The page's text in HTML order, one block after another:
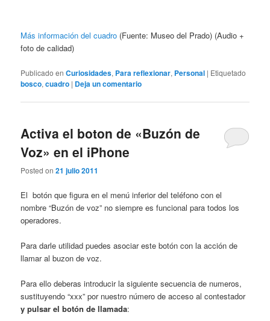
Más información del cuadro (Fuente: Museo del Prado) (Audio +
foto de calidad)
Publicado en Curiosidades, Para reflexionar, Personal | Etiquetado
bosco,cuadro | Deja un comentario
Activa el boton de «Buzón de
Voz» en el iPhone
Posted on21 julio 2011
El botón que figura en el menú inferior del teléfono con el
nombre “Buzón de voz” no siempre es funcional para todos los
operadores.
Para darle utilidad puedes asociar este botón con la acción de
llamar al buzon de voz.
Para ello deberas introducir la siguiente secuencia de numeros,
sustituyendo “xxx” por nuestro número de acceso al contestador
y pulsar el botón de llamada: